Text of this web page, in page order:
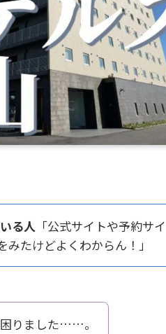
る人 「公式サイトや予約サ
たけどよくわからん！」
りました……。